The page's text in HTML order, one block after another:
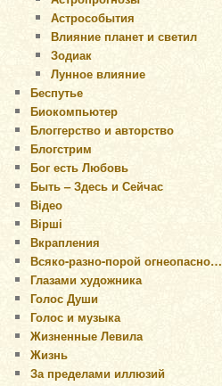
Астрособытия
Влияние планет и светил
Зодиак
Лунное влияние
Беспутье
Биокомпьютер
Блоггерство и авторство
Блогстрим
Бог есть Любовь
Быть – Здесь и Сейчас
Відео
Вірші
Вкрапления
Всяко-разно-порой огнеопасно…
Глазами художника
Голос Души
Голос и музыка
Жизненные Левила
Жизнь
За пределами иллюзий